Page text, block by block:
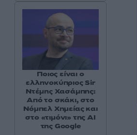
Ποιος είναι ο
ελληνοκύπριος Sir
Ντέμης Χασάμπης:
Από το σκάκι, στο
Νόμπελ Χημείας και
στο «τιμόνι» της AI
της Google